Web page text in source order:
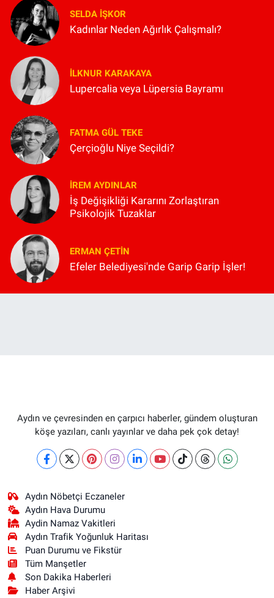
SELDA İŞKOR
Kadınlar Neden Ağırlık Çalışmalı?
İLKNUR KARAKAYA
Lupercalia veya Lüpersia Bayramı
FATMA GÜL TEKE
Çerçioğlu Niye Seçildi?
İREM AYDINLAR
İş Değişikliği Kararını Zorlaştıran
Psikolojik Tuzaklar
ERMAN ÇETIN
Efeler Belediyesi'nde Garip Garip İşler!
Aydın ve çevresinden en çarpıcı haberler, gündem oluşturan
köşe yazıları, canlı yayınlar ve daha pek çok detay!
Aydın Nöbetçi Eczaneler
Aydın Hava Durumu
Aydin Namaz Vakitleri
Aydın Trafik Yoğunluk Haritası
Puan Durumu ve Fikstür
Tüm Manşetler
Son Dakika Haberleri
Haber Arşivi